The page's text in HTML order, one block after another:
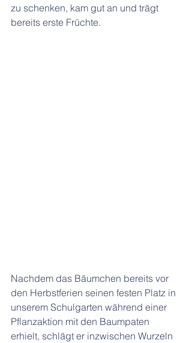
zu schenken, kam gut an und trägt
bereits erste Früchte.
Nachdem das Bäumchen bereits vor
den Herbstferien seinen festen Platz in
unserem Schulgarten während einer
Pflanzaktion mit den Baumpaten
erhielt, schlägt er inzwischen Wurzeln